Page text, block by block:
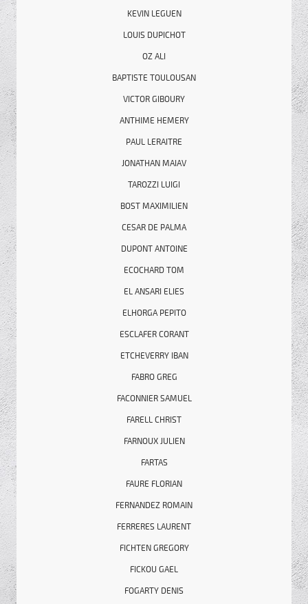
KEVIN LEGUEN
LOUIS DUPICHOT
OZ ALI
BAPTISTE TOULOUSAN
VICTOR GIBOURY
ANTHIME HEMERY
PAUL LERAITRE
JONATHAN MAIAV
TAROZZI LUIGI
BOST MAXIMILIEN
CESAR DE PALMA
DUPONT ANTOINE
ECOCHARD TOM
EL ANSARI ELIES
ELHORGA PEPITO
ESCLAFER CORANT
ETCHEVERRY IBAN
FABRO GREG
FACONNIER SAMUEL
FARELL CHRIST
FARNOUX JULIEN
FARTAS
FAURE FLORIAN
FERNANDEZ ROMAIN
FERRERES LAURENT
FICHTEN GREGORY
FICKOU GAEL
FOGARTY DENIS